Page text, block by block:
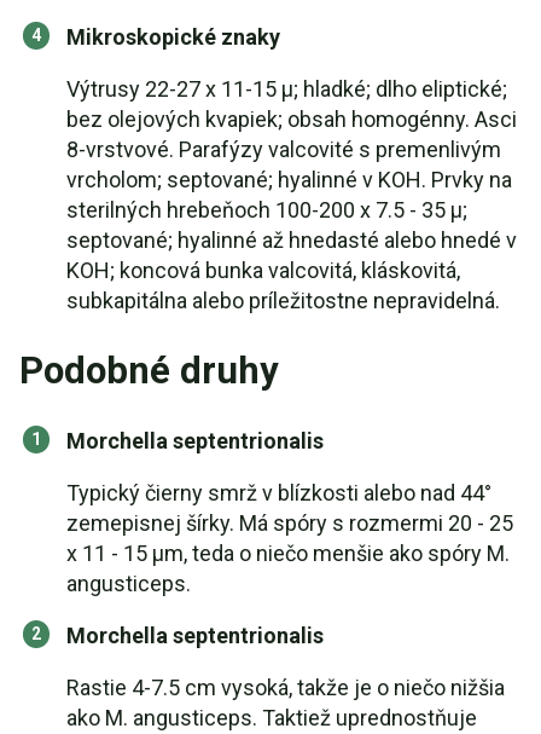
Mikroskopické znaky
Výtrusy 22-27 x 11-15 µ; hladké; dlho eliptické;
bez olejových kvapiek; obsah homogénny. Asci
8-vrstvové. Parafýzy valcovité s premenlivým
vrcholom; septované; hyalinné v KOH. Prvky na
sterilných hrebeňoch 100-200 x 7.5 - 35 µ;
septované; hyalinné až hnedasté alebo hnedé v
KOH; koncová bunka valcovitá, kláskovitá,
subkapitálna alebo príležitostne nepravidelná.
Podobné druhy
Morchella septentrionalis
Typický čierny smrž v blízkosti alebo nad 44°
zemepisnej šírky. Má spóry s rozmermi 20 - 25
x 11 - 15 µm, teda o niečo menšie ako spóry M.
angusticeps.
Morchella septentrionalis
Rastie 4-7.5 cm vysoká, takže je o niečo nižšia
ako M. angusticeps. Taktiež uprednostňuje